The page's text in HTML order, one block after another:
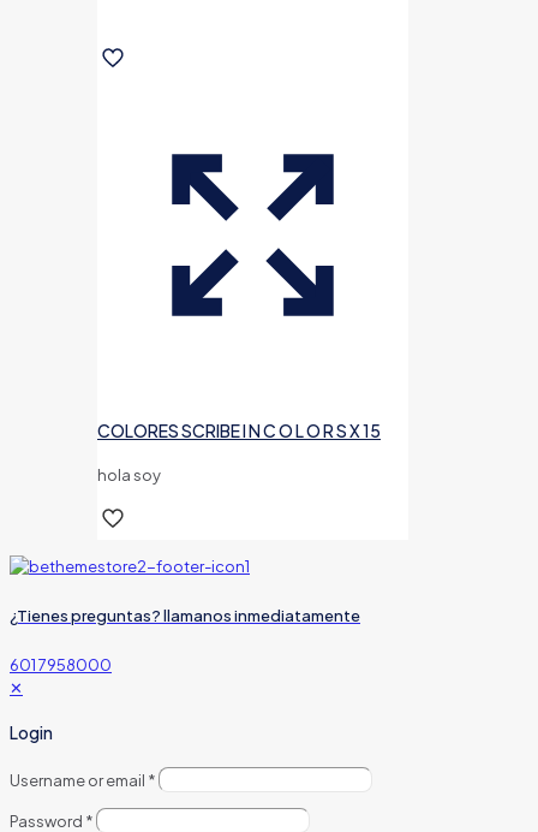
COLORES SCRIBE I N C O L O R S X 15
hola soy
¿Tienes preguntas? llamanos inmediatamente
601 7958000
✕
Login
Username or email *
Password *